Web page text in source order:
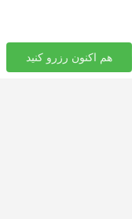
هم اکنون رزرو کنید